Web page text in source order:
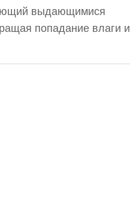
выдающимися
попадание влаги и
гарантирует